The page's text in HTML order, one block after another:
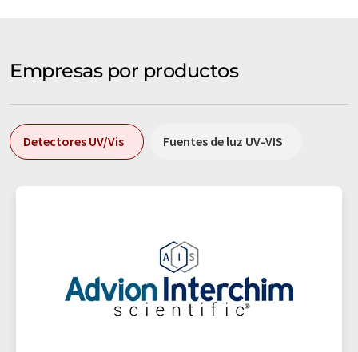
Empresas por productos
Detectores UV/Vis Fuentes de luz UV-VIS